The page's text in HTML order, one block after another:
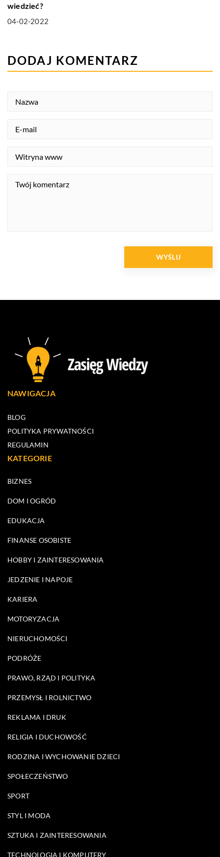
wiedzieć?
04-02-2022
DODAJ KOMENTARZ
NAWIGACJA
BLOG
POLITYKA PRYWATNOŚCI
REGULAMIN
KATEGORIE
BIZNES
DOM I OGRÓD
EDUKACJA
FINANSE OSOBISTE
HOBBY I ZAINTERESOWANIA
JEDZENIE I NAPOJE
KARIERA
MOTORYZACJA
NIERUCHOMOŚCI
PODRÓŻE
PRAWO, RZĄD I POLITYKA
PRZEMYSŁ I ROLNICTWO
REKLAMA I DRUK
RELIGIA I DUCHOWOŚĆ
RODZINA I WYCHOWANIE DZIECI
SPOŁECZEŃSTWO
SPORT
STYL I MODA
SZTUKA I ZAINTERESOWANIA
TECHNOLOGIA I KOMPUTERY